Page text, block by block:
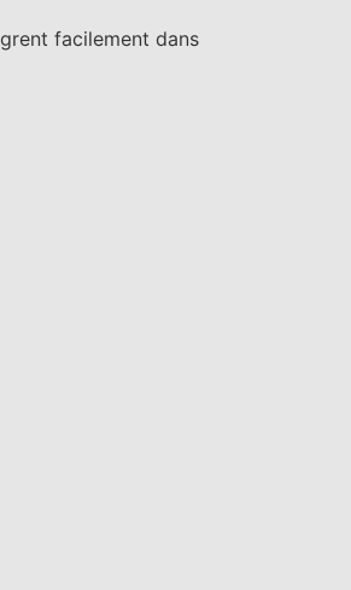
facilement dans